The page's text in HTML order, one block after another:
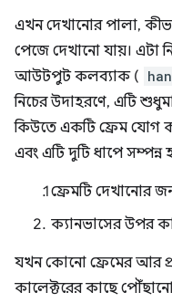
এখন দেখানোর পালা,
পেজে দেখানো যায়। এটা
আউটপুট কলব্যাক (
নিচের উদাহরণে, এটি
কিউতে একটি ফ্রেম যোগ
এবং এটি দুটি ধাপে সম্পন্ন
ফ্রেমটি দেখানোর
ক্যানভাসের উপর
যখন কোনো ফ্রেমের আর
কালেক্টরের কাছে